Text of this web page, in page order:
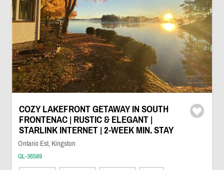
COZY LAKEFRONT GETAWAY IN SOUTH
FRONTENAC | RUSTIC & ELEGANT |
STARLINK INTERNET | 2-WEEK MIN. STAY
Ontario Est, Kingston
GL-36589